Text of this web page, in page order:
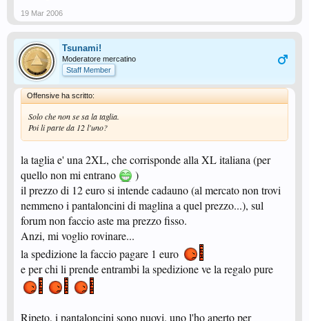
19 Mar 2006
Tsunami!
Moderatore mercatino
Staff Member
Offensive ha scritto:
Solo che non se sa la taglia.
Poi li parte da 12 l'uno?
la taglia e' una 2XL, che corrisponde alla XL italiana (per
quello non mi entrano
)
il prezzo di 12 euro si intende cadauno (al mercato non trovi
nemmeno i pantaloncini di maglina a quel prezzo...), sul
forum non faccio aste ma prezzo fisso.
Anzi, mi voglio rovinare...
la spedizione la faccio pagare 1 euro
e per chi li prende entrambi la spedizione ve la regalo pure
Ripeto, i pantaloncini sono nuovi, uno l'ho aperto per